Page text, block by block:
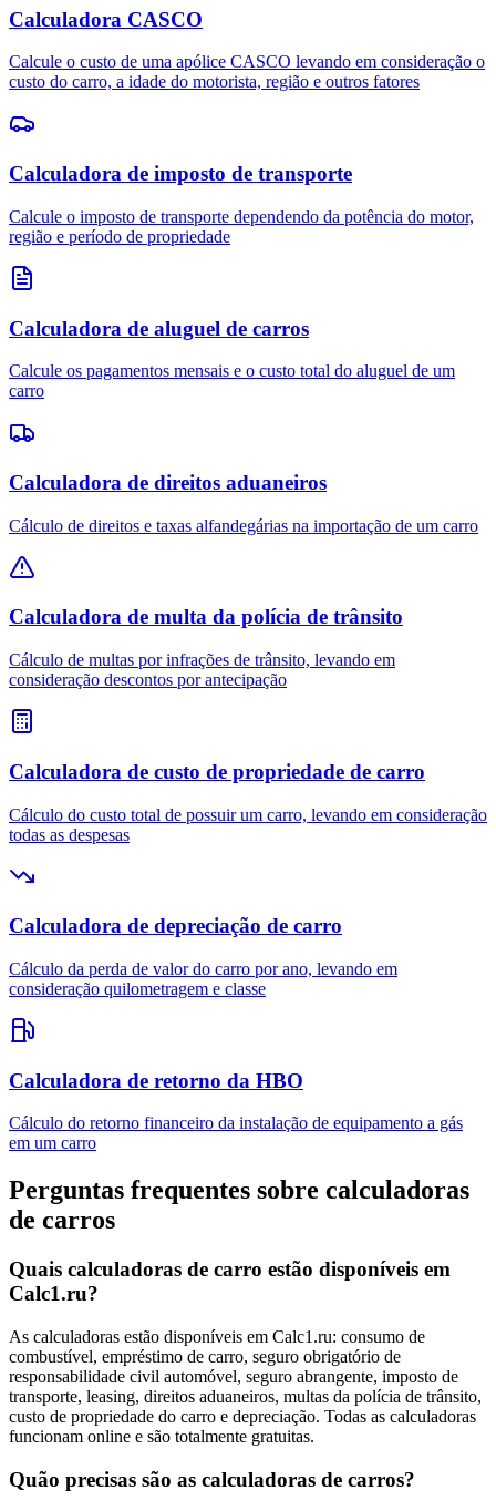
Calculadora CASCO
Calcule o custo de uma apólice CASCO levando em consideração o
custo do carro, a idade do motorista, região e outros fatores
Calculadora de imposto de transporte
Calcule o imposto de transporte dependendo da potência do motor,
região e período de propriedade
Calculadora de aluguel de carros
Calcule os pagamentos mensais e o custo total do aluguel de um
carro
Calculadora de direitos aduaneiros
Cálculo de direitos e taxas alfandegárias na importação de um carro
Calculadora de multa da polícia de trânsito
Cálculo de multas por infrações de trânsito, levando em
consideração descontos por antecipação
Calculadora de custo de propriedade de carro
Cálculo do custo total de possuir um carro, levando em consideração
todas as despesas
Calculadora de depreciação de carro
Cálculo da perda de valor do carro por ano, levando em
consideração quilometragem e classe
Calculadora de retorno da HBO
Cálculo do retorno financeiro da instalação de equipamento a gás
em um carro
Perguntas frequentes sobre calculadoras
de carros
Quais calculadoras de carro estão disponíveis em
Calc1.ru?
As calculadoras estão disponíveis em Calc1.ru: consumo de
combustível, empréstimo de carro, seguro obrigatório de
responsabilidade civil automóvel, seguro abrangente, imposto de
transporte, leasing, direitos aduaneiros, multas da polícia de trânsito,
custo de propriedade do carro e depreciação. Todas as calculadoras
funcionam online e são totalmente gratuitas.
Quão precisas são as calculadoras de carros?